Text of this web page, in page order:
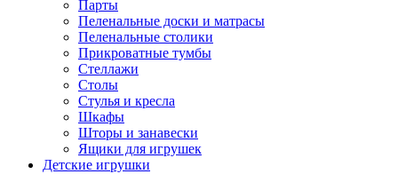
Парты
Пеленальные доски и матрасы
Пеленальные столики
Прикроватные тумбы
Стеллажи
Столы
Стулья и кресла
Шкафы
Шторы и занавески
Ящики для игрушек
Детские игрушки